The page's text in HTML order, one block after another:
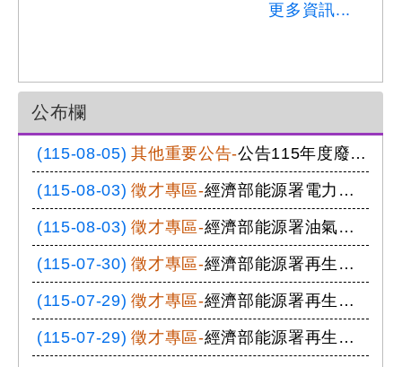
更多資訊...
公布欄
(115-08-05) 其他重要公告-公告115年度廢熱與廢冷回收技術示範應用專案補助名單
(115-08-03) 徵才專區-經濟部能源署電力發展及管理組職務代理人徵才公告
(115-08-03) 徵才專區-經濟部能源署油氣組職務代理人徵才公告
(115-07-30) 徵才專區-經濟部能源署再生與前瞻能源發展組職務代理人徵才公告
(115-07-29) 徵才專區-經濟部能源署再生與前瞻能源發展組科員徵才公告
(115-07-29) 徵才專區-經濟部能源署再生與前瞻能源發展組(技士)徵才公告